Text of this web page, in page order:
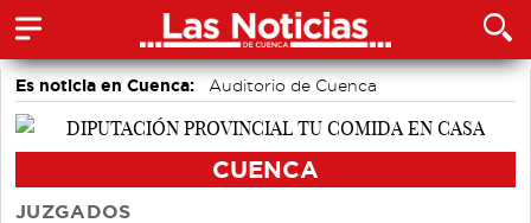
Es noticia en Cuenca: Auditorio de Cuenca
CUENCA
JUZGADOS